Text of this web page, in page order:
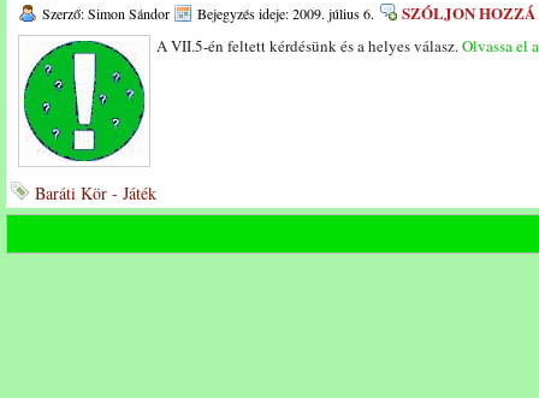
Szerző: Simon Sándor Bejegyzés ideje: 2009. július 6. SZÓLJON HOZZÁ
A VII.5-én feltett kérdésünk és a helyes válasz.Olvassa el
Baráti Kör - Játék